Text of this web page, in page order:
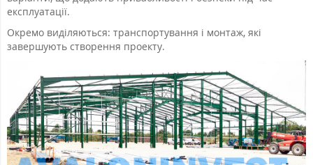
експлуатації.
Окремо виділяються: транспортування і монтаж, які
завершують створення проекту.